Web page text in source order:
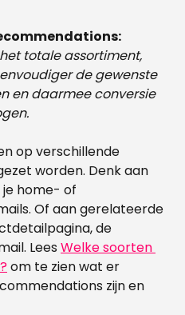
totale assortiment,
de gewenste
en daarmee conversie
op verschillende
worden. Denk aan
home- of
Of aan gerelateerde
de
Lees Welke soorten
om te zien wat er
zijn en